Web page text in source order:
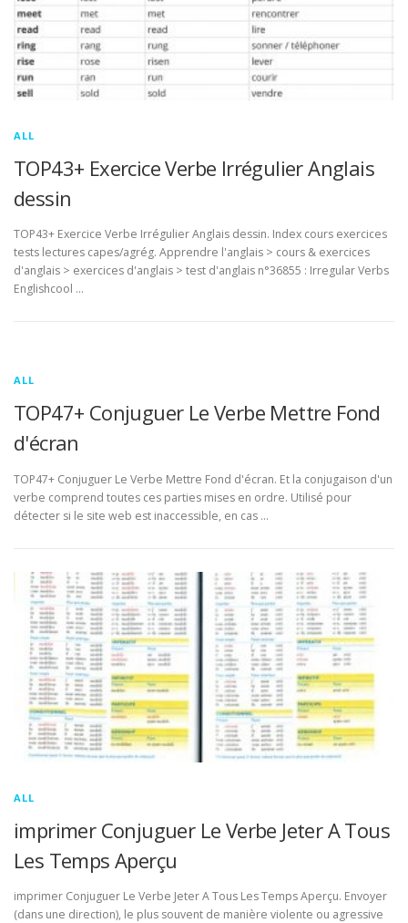
ALL
TOP43+ Exercice Verbe Irrégulier Anglais
dessin
TOP43+ Exercice Verbe Irrégulier Anglais dessin. Index cours exercices
tests lectures capes/agrég. Apprendre l'anglais > cours & exercices
d'anglais > exercices d'anglais > test d'anglais n°36855 : Irregular Verbs
Englishcool …
ALL
TOP47+ Conjuguer Le Verbe Mettre Fond
d'écran
TOP47+ Conjuguer Le Verbe Mettre Fond d'écran. Et la conjugaison d'un
verbe comprend toutes ces parties mises en ordre. Utilisé pour
détecter si le site web est inaccessible, en cas …
ALL
imprimer Conjuguer Le Verbe Jeter A Tous
Les Temps Aperçu
imprimer Conjuguer Le Verbe Jeter A Tous Les Temps Aperçu. Envoyer
(dans une direction), le plus souvent de manière violente ou agressive